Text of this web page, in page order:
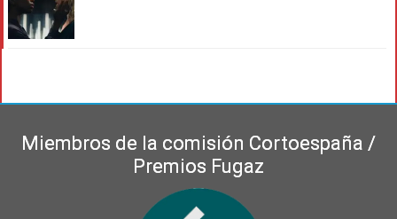
Miembros de la comisión Cortoespaña /
Premios Fugaz